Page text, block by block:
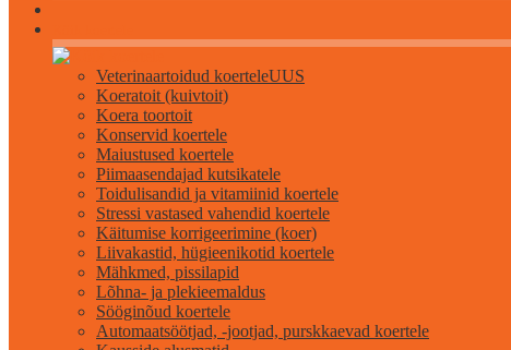
Veterinaartoidud koerteleUUS
Koeratoit (kuivtoit)
Koera toortoit
Konservid koertele
Maiustused koertele
Piimaasendajad kutsikatele
Toidulisandid ja vitamiinid koertele
Stressi vastased vahendid koertele
Käitumise korrigeerimine (koer)
Liivakastid, hügieenikotid koertele
Mähkmed, pissilapid
Lõhna- ja plekieemaldus
Sööginõud koertele
Automaatsöötjad, -jootjad, purskkaevad koertele